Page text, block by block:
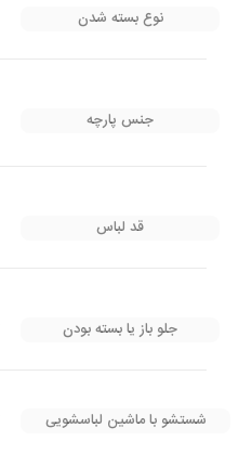
نوع بسته شدن
جنس پارچه
قد لباس
جلو باز یا بسته بودن
شستشو با ماشین لباسشویی